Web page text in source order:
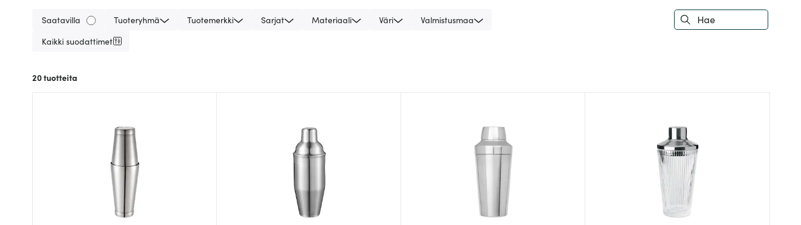
Saatavilla Tuoteryhmä Tuotemerkki Sarjat Materiaali Väri
Valmistusmaa
Kaikki suodattimet
20tuotteita